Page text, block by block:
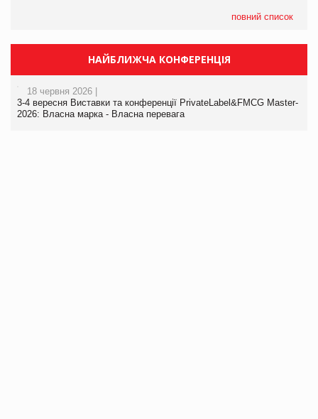
повний список
НАЙБЛИЖЧА КОНФЕРЕНЦІЯ
18 червня 2026 |
3-4 вересня Виставки та конференції PrivateLabel&FMCG Master-
2026: Власна марка - Власна перевага